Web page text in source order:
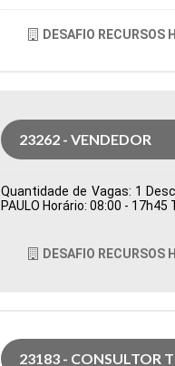
DESAFIO RECURSOS
23262 - VENDEDOR
Quantidade de Vagas: 1
PAULO Horário: 08:00 -
DESAFIO RECURSOS
23183 - CONSULTOR